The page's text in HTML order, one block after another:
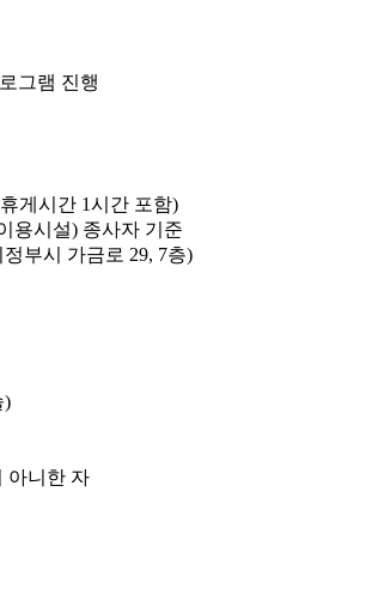
그램 진행
게시간 1시간 포함)
용시설) 종사자 기준
부시 가금로 29, 7층)
)
아니한 자